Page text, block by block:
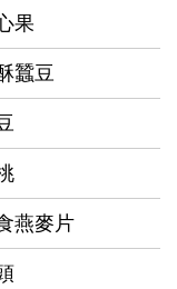
果
蠶豆
燕麥片